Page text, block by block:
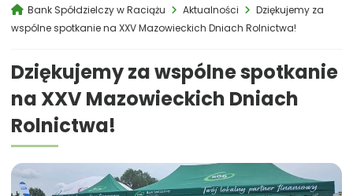
Bank Spółdzielczy w Raciążu Aktualności
Dziękujemy za
wspólne spotkanie na XXV Mazowieckich Dniach Rolnictwa!
Dziękujemy za wspólne spotkanie
na XXV Mazowieckich Dniach
Rolnictwa!